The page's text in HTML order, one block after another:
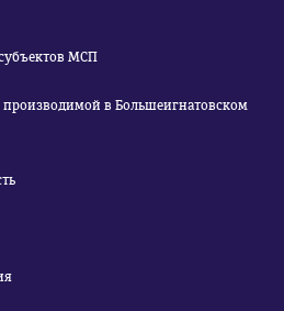
МСП
в Большеигнатовском